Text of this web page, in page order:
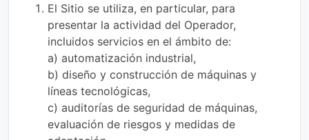
El Sitio se utiliza, en particular, para
presentar la actividad del Operador,
incluidos servicios en el ámbito de:
a) automatización industrial,
b) diseño y construcción de máquinas y
líneas tecnológicas,
c) auditorías de seguridad de máquinas,
evaluación de riesgos y medidas de